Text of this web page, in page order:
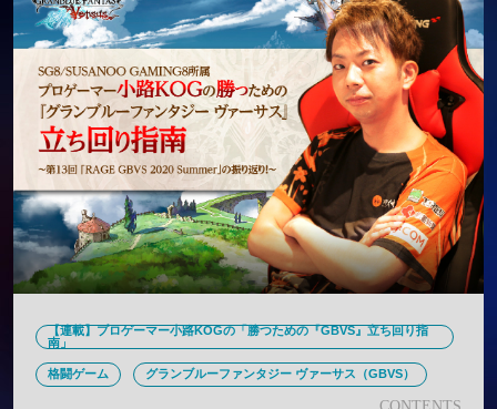
【連載】プロゲーマー小路KOGの「勝つための『GBVS』立ち回り指
南」
格闘ゲーム グランブルーファンタジー ヴァーサス（GBVS）